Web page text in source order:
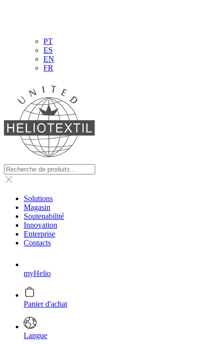
PT
ES
EN
FR
Solutions
Magasin
Soutenabilité
Innovation
Enterprise
Contacts
myHelio
Panier d'achat
Langue